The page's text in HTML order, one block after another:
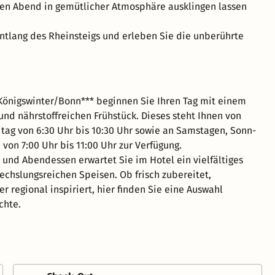
Abend in gemütlicher Atmosphäre ausklingen lassen
des Rheinsteigs und erleben Sie die unberührte
Bonn*** beginnen Sie Ihren Tag mit einem
nährstoffreichen Frühstück. Dieses steht Ihnen von
von 6:30 Uhr bis 10:30 Uhr sowie an Samstagen, Sonn-
7:00 Uhr bis 11:00 Uhr zur Verfügung.
und Abendessen erwartet Sie im Hotel ein vielfältiges
Speisen. Ob frisch zubereitet,
regional inspiriert, hier finden Sie eine Auswahl